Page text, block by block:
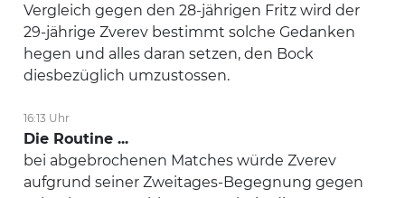
Vergleich gegen den 28-jährigen Fritz wird der
29-jährige Zverev bestimmt solche Gedanken
hegen und alles daran setzen, den Bock
diesbezüglich umzustossen.
16:13 Uhr
Die Routine ...
bei abgebrochenen Matches würde Zverev
aufgrund seiner Zweitages-Begegnung gegen